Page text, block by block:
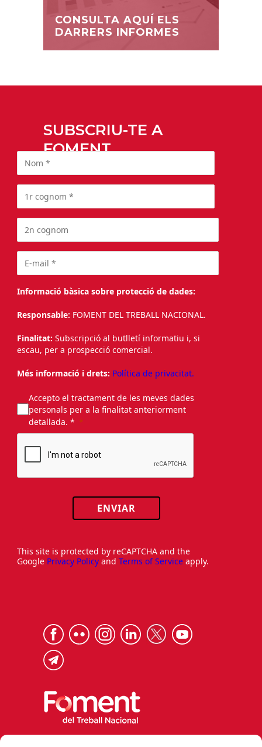
CONSULTA AQUÍ ELS
DARRERS INFORMES
SUBSCRIU-TE A
FOMENT
Informació bàsica sobre protecció de dades:
Responsable: FOMENT DEL TREBALL NACIONAL.
Finalitat: Subscripció al butlletí informatiu i, si
escau, per a prospecció comercial.
Més informació i drets: Política de privacitat.
Accepto el tractament de les meves dades
personals per a la finalitat anteriorment
detallada. *
ENVIAR
This site is protected by reCAPTCHA and the
Google Privacy Policy and Terms of Service apply.